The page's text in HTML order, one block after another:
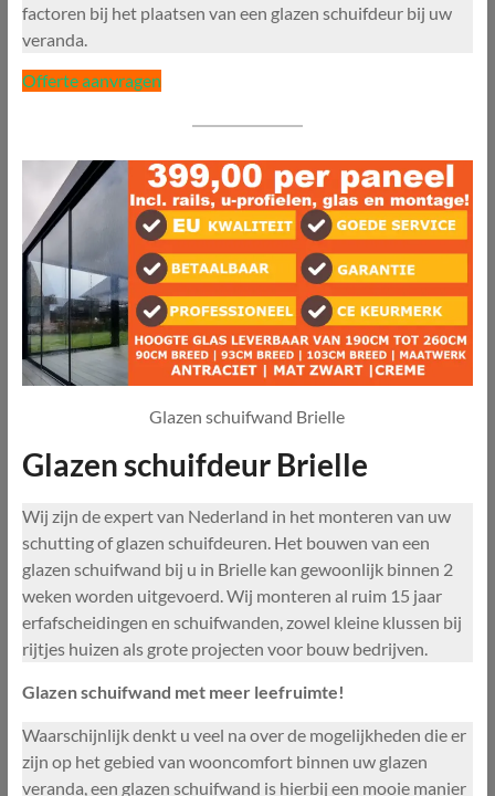
factoren bij het plaatsen van een glazen schuifdeur bij uw
veranda.
Offerte aanvragen
Glazen schuifwand Brielle
Glazen schuifdeur Brielle
Wij zijn de expert van Nederland in het monteren van uw
schutting of glazen schuifdeuren. Het bouwen van een
glazen schuifwand bij u in Brielle kan gewoonlijk binnen 2
weken worden uitgevoerd. Wij monteren al ruim 15 jaar
erfafscheidingen en schuifwanden, zowel kleine klussen bij
rijtjes huizen als grote projecten voor bouw bedrijven.
Glazen schuifwand met meer leefruimte!
Waarschijnlijk denkt u veel na over de mogelijkheden die er
zijn op het gebied van wooncomfort binnen uw glazen
veranda, een glazen schuifwand is hierbij een mooie manier